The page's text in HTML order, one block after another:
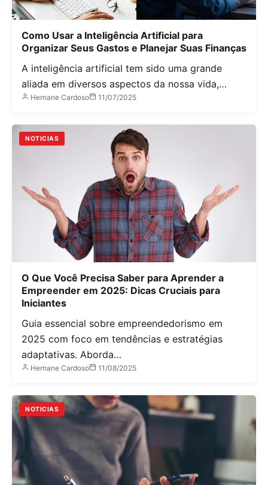
Como Usar a Inteligência Artificial para
Organizar Seus Gastos e Planejar Suas Finanças
A inteligência artificial tem sido uma grande
aliada em diversos aspectos da nossa vida,…
Hernane Cardoso 11/07/2025
NOTICIAS
O Que Você Precisa Saber para Aprender a
Empreender em 2025: Dicas Cruciais para
Iniciantes
Guia essencial sobre empreendedorismo em
2025 com foco em tendências e estratégias
adaptativas. Aborda…
Hernane Cardoso 11/08/2025
NOTICIAS